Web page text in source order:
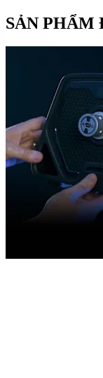
SẢN PHẨM